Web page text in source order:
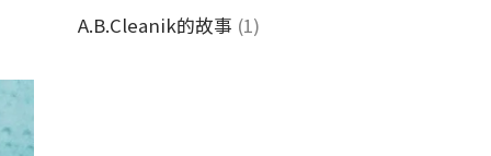
A.B.Cleanik的故事 (1)